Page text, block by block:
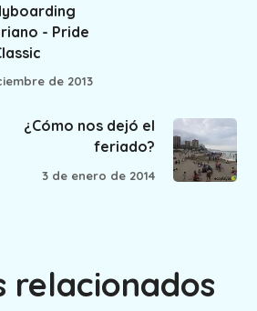
- Pride
de 2013
¿Cómo nos dejó el
feriado?
3 de enero de 2014
relacionados